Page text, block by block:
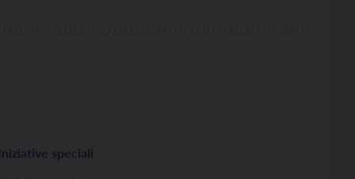
Iniziative speciali